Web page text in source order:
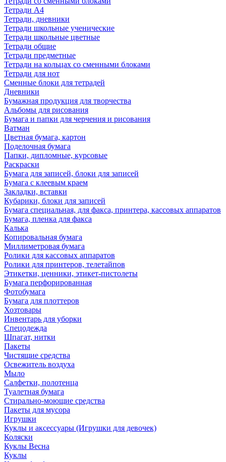
Тетради А4
Тетради, дневники
Тетради школьные ученические
Тетради школьные цветные
Тетради общие
Тетради предметные
Тетради на кольцах со сменными блоками
Тетради для нот
Сменные блоки для тетрадей
Дневники
Бумажная продукция для творчества
Альбомы для рисования
Бумага и папки для черчения и рисования
Ватман
Цветная бумага, картон
Поделочная бумага
Папки, дипломные, курсовые
Раскраски
Бумага для записей, блоки для записей
Бумага с клеевым краем
Закладки, вставки
Кубарики, блоки для записей
Бумага специальная, для факса, принтера, кассовых аппаратов
Бумага, пленка для факса
Калька
Копировальная бумага
Миллиметровая бумага
Ролики для кассовых аппаратов
Ролики для принтеров, телетайпов
Этикетки, ценники, этикет-пистолеты
Бумага перфорированная
Фотобумага
Бумага для плоттеров
Хозтовары
Инвентарь для уборки
Спецодежда
Шпагат, нитки
Пакеты
Чистящие средства
Освежитель воздуха
Мыло
Салфетки, полотенца
Туалетная бумага
Стирально-моющие средства
Пакеты для мусора
Игрушки
Куклы и аксессуары (Игрушки для девочек)
Коляски
Куклы Весна
Куклы